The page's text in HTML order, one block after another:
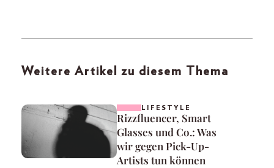
Weitere Artikel zu diesem Thema
LIFESTYLE
Rizzfluencer, Smart
Glasses und Co.: Was
wir gegen Pick-Up-
Artists tun können